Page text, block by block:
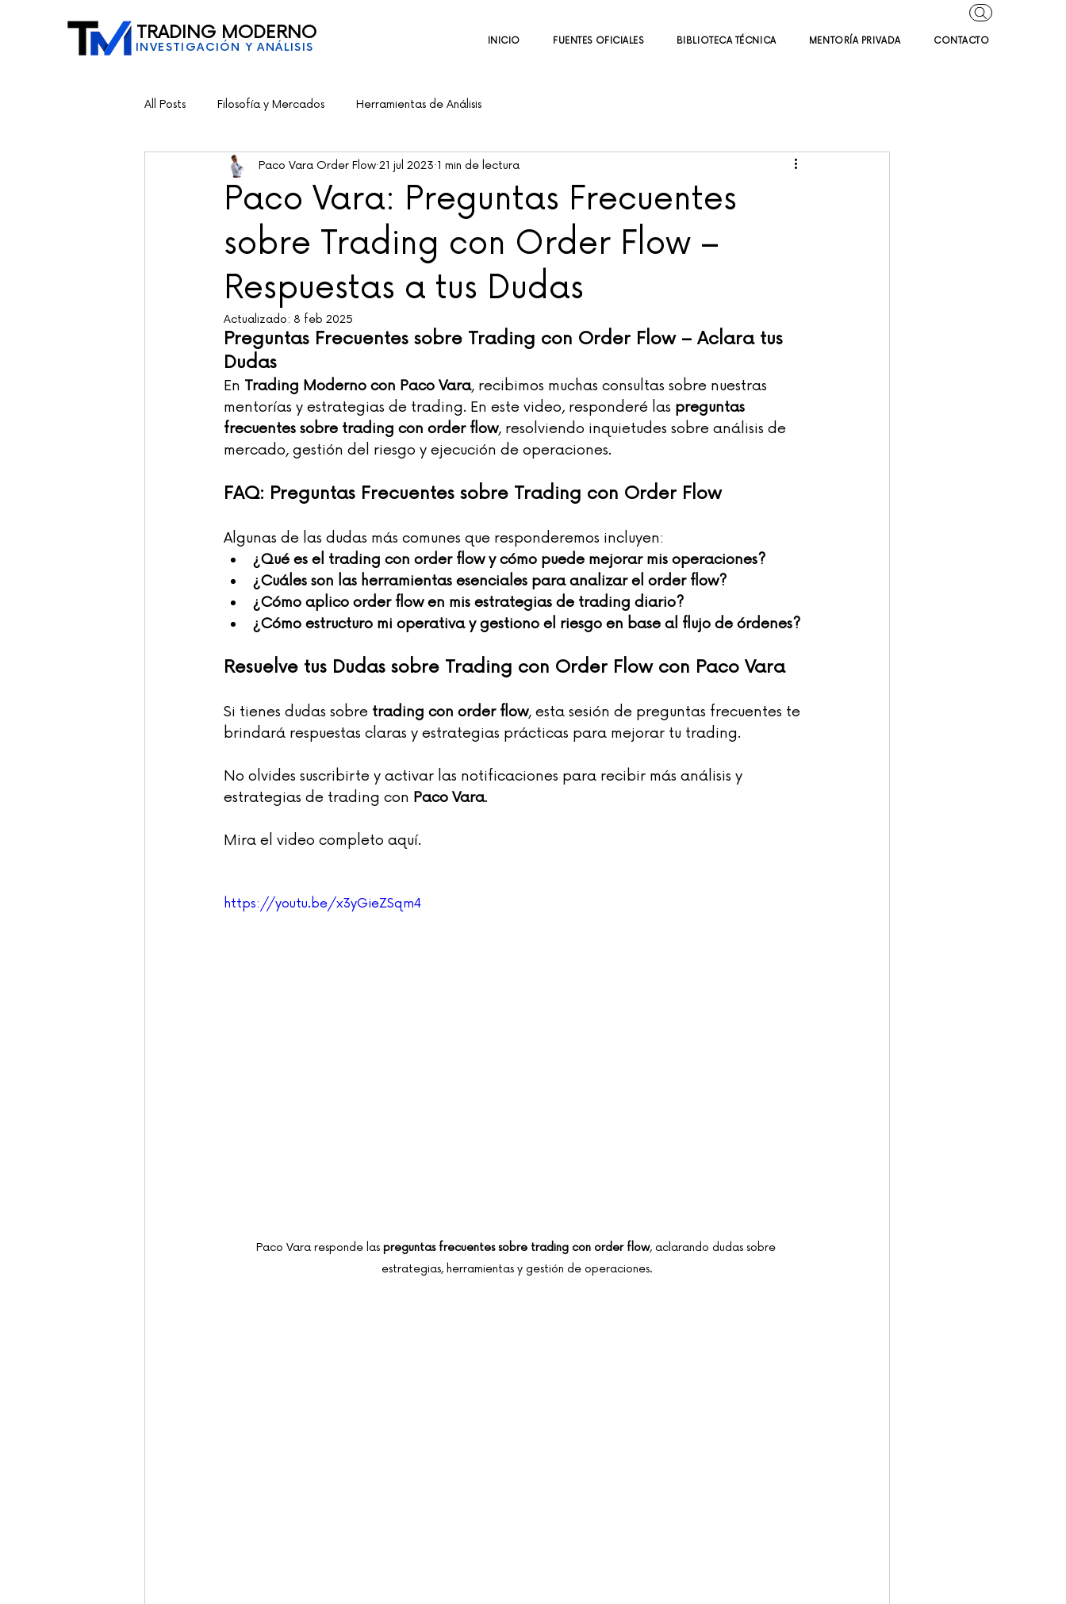
TRADING MODERNO
INVESTIGACIÓN Y ANÁLISIS INICIO FUENTES OFICIALES BIBLIOTECA TÉCNICA MENTORÍA PRIVADA CONTACTO
All Posts Filosofía y Mercados Herramientas de Análisis
Paco Vara: Preguntas Frecuentes
sobre Trading con Order Flow –
Respuestas a tus Dudas
Paco Vara Order Flow 21 jul 2023 1 min de lectura
Actualizado: 8 feb 2025
Preguntas Frecuentes sobre Trading con Order Flow – Aclara tus
Dudas
En Trading Moderno con Paco Vara, recibimos muchas consultas sobre nuestras
mentorías y estrategias de trading. En este video, responderé las preguntas
frecuentes sobre trading con order flow, resolviendo inquietudes sobre análisis de
mercado, gestión del riesgo y ejecución de operaciones.
FAQ: Preguntas Frecuentes sobre Trading con Order Flow
Algunas de las dudas más comunes que responderemos incluyen:
¿Qué es el trading con order flow y cómo puede mejorar mis operaciones?
¿Cuáles son las herramientas esenciales para analizar el order flow?
¿Cómo aplico order flow en mis estrategias de trading diario?
¿Cómo estructuro mi operativa y gestiono el riesgo en base al flujo de órdenes?
Resuelve tus Dudas sobre Trading con Order Flow con Paco Vara
Si tienes dudas sobre trading con order flow, esta sesión de preguntas frecuentes te
brindará respuestas claras y estrategias prácticas para mejorar tu trading.
No olvides suscribirte y activar las notificaciones para recibir más análisis y
estrategias de trading con Paco Vara.
Mira el video completo aquí.
https://youtu.be/x3yGieZSqm4
Paco Vara responde las preguntas frecuentes sobre trading con order flow, aclarando dudas sobre
estrategias, herramientas y gestión de operaciones.